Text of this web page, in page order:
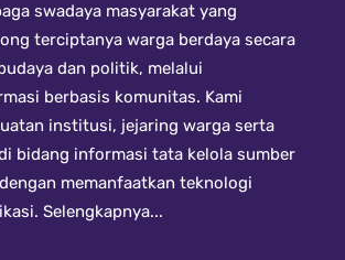
swadaya masyarakat yang
terciptanya warga berdaya secara
dan politik, melalui
berbasis komunitas. Kami
institusi, jejaring warga serta
bidang informasi tata kelola sumber
memanfaatkan teknologi
Selengkapnya...